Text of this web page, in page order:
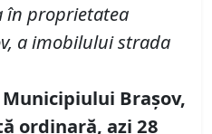
în proprietatea
a imobilului strada
Brașov,
ordinară, azi 28